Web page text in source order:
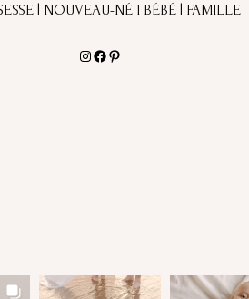
| NOUVEAU-NÉ l BÉBÉ | FAMILLE
Instagram
Facebook
Pinterest